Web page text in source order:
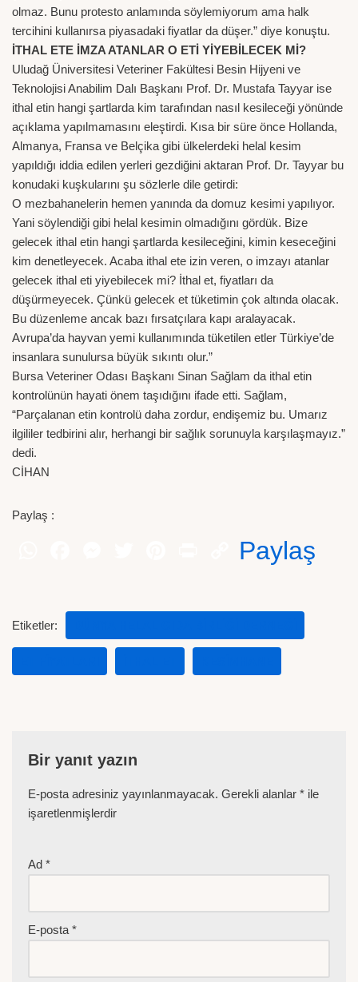
olmaz. Bunu protesto anlamında söylemiyorum ama halk
tercihini kullanırsa piyasadaki fiyatlar da düşer.” diye konuştu.
İTHAL ETE İMZA ATANLAR O ETİ YİYEBİLECEK Mİ?
Uludağ Üniversitesi Veteriner Fakültesi Besin Hijyeni ve
Teknolojisi Anabilim Dalı Başkanı Prof. Dr. Mustafa Tayyar ise
ithal etin hangi şartlarda kim tarafından nasıl kesileceği yönünde
açıklama yapılmamasını eleştirdi. Kısa bir süre önce Hollanda,
Almanya, Fransa ve Belçika gibi ülkelerdeki helal kesim
yapıldığı iddia edilen yerleri gezdiğini aktaran Prof. Dr. Tayyar bu
konudaki kuşkularını şu sözlerle dile getirdi:
O mezbahanelerin hemen yanında da domuz kesimi yapılıyor.
Yani söylendiği gibi helal kesimin olmadığını gördük. Bize
gelecek ithal etin hangi şartlarda kesileceğini, kimin keseceğini
kim denetleyecek. Acaba ithal ete izin veren, o imzayı atanlar
gelecek ithal eti yiyebilecek mi? İthal et, fiyatları da
düşürmeyecek. Çünkü gelecek et tüketimin çok altında olacak.
Bu düzenleme ancak bazı fırsatçılara kapı aralayacak.
Avrupa’da hayvan yemi kullanımında tüketilen etler Türkiye’de
insanlara sunulursa büyük sıkıntı olur.”
Bursa Veteriner Odası Başkanı Sinan Sağlam da ithal etin
kontrolünün hayati önem taşıdığını ifade etti. Sağlam,
“Parçalanan etin kontrolü daha zordur, endişemiz bu. Umarız
ilgililer tedbirini alır, herhangi bir sağlık sorunuyla karşılaşmayız.”
dedi.
CİHAN
Paylaş :
Paylaş
Etiketler:
Bir yanıt yazın
E-posta adresiniz yayınlanmayacak. Gerekli alanlar * ile
işaretlenmişlerdir
Ad *
E-posta *